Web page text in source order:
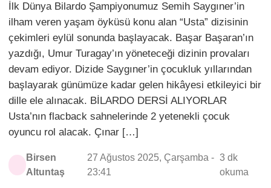
İlk Dünya Bilardo Şampiyonumuz Semih Saygıner’in
ilham veren yaşam öyküsü konu alan “Usta” dizisinin
çekimleri eylül sonunda başlayacak. Başar Başaran’ın
yazdığı, Umur Turagay’ın yöneteceği dizinin provaları
devam ediyor. Dizide Saygıner’in çocukluk yıllarından
başlayarak günümüze kadar gelen hikâyesi etkileyici bir
dille ele alınacak. BİLARDO DERSİ ALIYORLAR
Usta’nın flacback sahnelerinde 2 yetenekli çocuk
oyuncu rol alacak. Çınar […]
Birsen
Altuntaş
27 Ağustos 2025, Çarşamba -
23:41
3 dk
okuma